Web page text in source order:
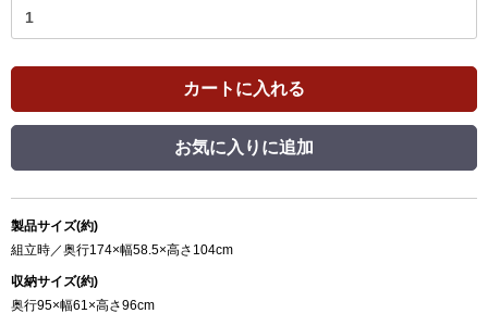
カートに入れる
お気に入りに追加
製品サイズ(約)
組立時／奥行174×幅58.5×高さ104cm
収納サイズ(約)
奥行95×幅61×高さ96cm